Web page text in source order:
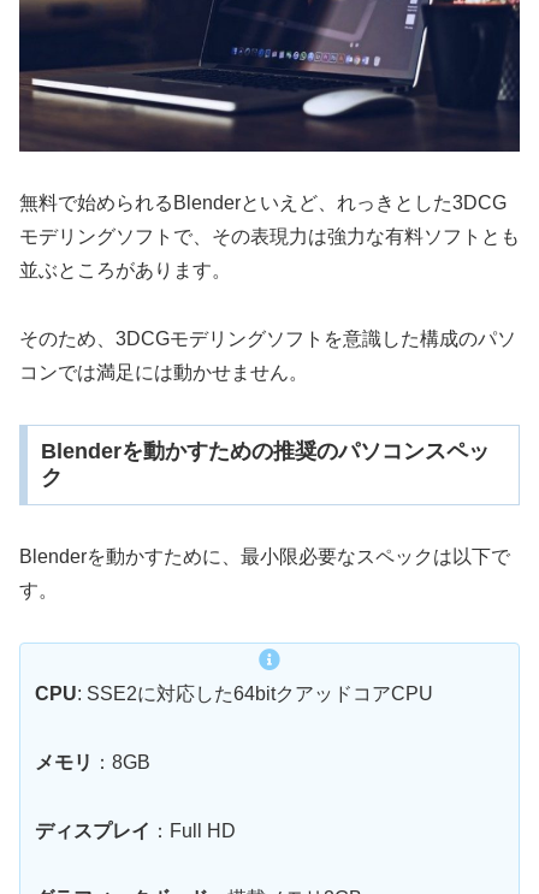
無料で始められるBlenderといえど、れっきとした3DCG
モデリングソフトで、その表現力は強力な有料ソフトとも
並ぶところがあります。
そのため、3DCGモデリングソフトを意識した構成のパソ
コンでは満足には動かせません。
Blenderを動かすための推奨のパソコンスペッ
ク
Blenderを動かすために、最小限必要なスペックは以下で
す。
CPU: SSE2に対応した64bitクアッドコアCPU
メモリ ：8GB
ディスプレイ ：Full HD